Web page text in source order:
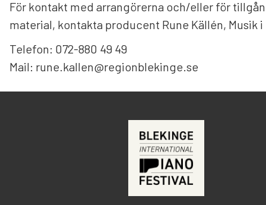
För kontakt med arrangörerna och/eller för
material, kontakta producent Rune Källén, Musik
Telefon: 072-880 49 49
Mail: rune.kallen@regionblekinge.se